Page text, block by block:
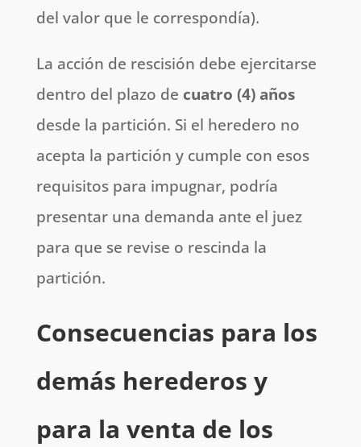
del valor que le correspondía).
La acción de rescisión debe ejercitarse
dentro del plazo de cuatro (4) años
desde la partición. Si el heredero no
acepta la partición y cumple con esos
requisitos para impugnar, podría
presentar una demanda ante el juez
para que se revise o rescinda la
partición.
Consecuencias para los
demás herederos y
para la venta de los